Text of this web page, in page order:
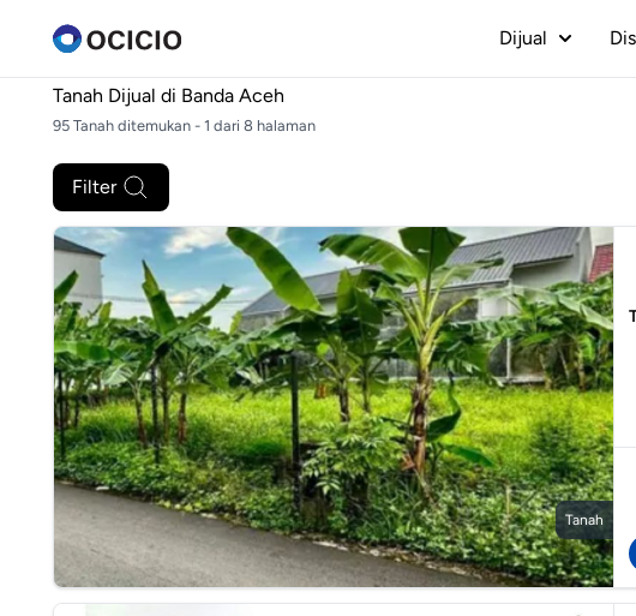
Dijual
Tanah Dijual di Banda Aceh
95 Tanah ditemukan - 1 dari 8 halaman
Filter
Tanah